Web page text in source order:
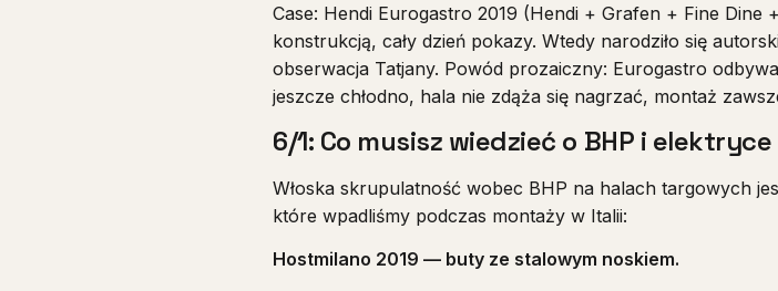
Case: Hendi Eurogastro 2019 (Hendi + Grafen + Fine
konstrukcją, cały dzień pokazy. Wtedy narodziło się
obserwacja Tatjany. Powód prozaiczny: Eurogastro
jeszcze chłodno, hala nie zdąża się nagrzać, montaż
6/1: Co musisz wiedzieć o BHP i
Włoska skrupulatność wobec BHP na halach targowych
które wpadliśmy podczas montaży w Italii:
Hostmilano 2019 — buty ze stalowym noskiem.